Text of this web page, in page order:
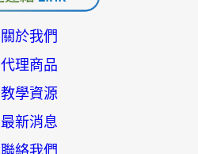
關於我們
代理商品
教學資源
最新消息